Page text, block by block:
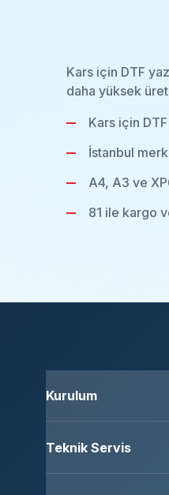
Kars için DTF
daha yüksek
Kars için DTF
İstanbul
A4, A3 ve
81 ile kargo
Kurulum
Teknik Servis